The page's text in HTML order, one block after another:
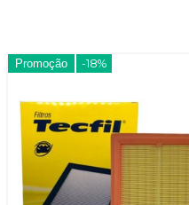
Promoção -18%